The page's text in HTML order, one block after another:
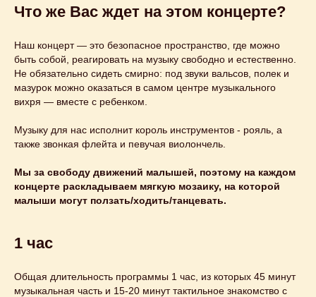
Что же Вас ждет на этом концерте?
Наш концерт — это безопасное пространство, где можно
быть собой, реагировать на музыку свободно и естественно.
Не обязательно сидеть смирно: под звуки вальсов, полек и
мазурок можно оказаться в самом центре музыкального
вихря — вместе с ребенком.
Музыку для нас исполнит король инструментов - рояль, а
также звонкая флейта и певучая виолончель.
Мы за свободу движений малышей, поэтому на каждом
концерте раскладываем мягкую мозаику, на которой
малыши могут ползать/ходить/танцевать.
1 час
Общая длительность программы 1 час, из которых 45 минут
музыкальная часть и 15-20 минут тактильное знакомство с
Этот и другие
концерты
вы можете
заказатьна свой
Узнайте подробнее